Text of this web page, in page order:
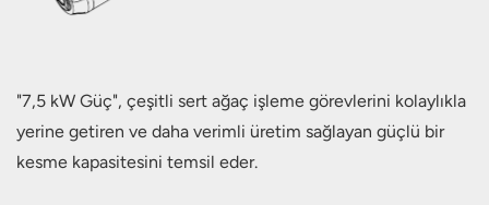
"7,5 kW Güç", çeşitli sert ağaç işleme görevlerini kolaylıkla
yerine getiren ve daha verimli üretim sağlayan güçlü bir
kesme kapasitesini temsil eder.